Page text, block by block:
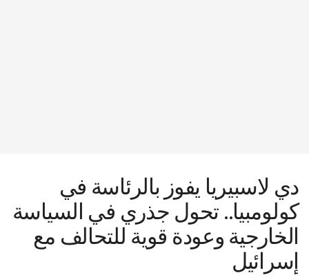
دي لاسبيريا يفوز بالرئاسة في
كولومبيا.. تحول جذري في السياسة
الخارجية وعودة قوية للتحالف مع
إسرائيل